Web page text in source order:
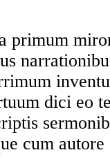
primum
dici eo
cum autore